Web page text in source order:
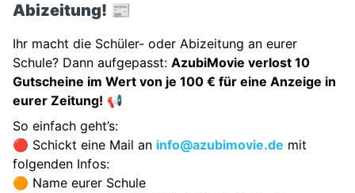
Abizeitung! 📰
Ihr macht die Schüler- oder Abizeitung an eurer
Schule? Dann aufgepasst: AzubiMovie verlost 10
Gutscheine im Wert von je 100 € für eine Anzeige in
eurer Zeitung! 📢
So einfach geht’s:
🔴 Schickt eine Mail an info@azubimovie.de mit
folgenden Infos:
🟠 Name eurer Schule